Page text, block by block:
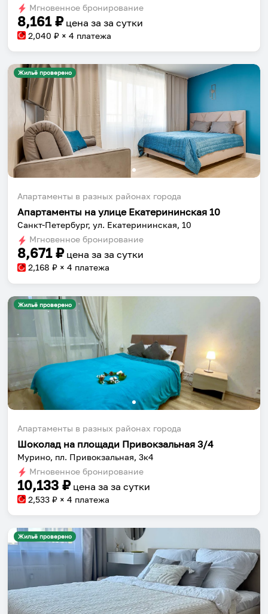
changing
dates.
changing
dates.
Мгновенное бронирование
8,161₽ цена за за сутки
2,040 ₽ × 4 платежа
Жильё проверено
Апартаменты в разных районах города
Апартаменты на улице Екатерининская 10
Санкт-Петербург, ул. Екатерининская, 10
Мгновенное бронирование
8,671₽ цена за за сутки
2,168 ₽ × 4 платежа
Жильё проверено
Апартаменты в разных районах города
Шоколад на площади Привокзальная 3/4
Мурино, пл. Привокзальная, 3к4
Мгновенное бронирование
10,133 ₽ цена за за сутки
2,533 ₽ × 4 платежа
Жильё проверено